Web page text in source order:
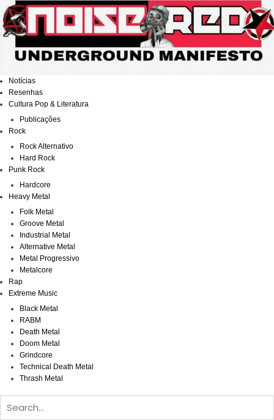
para
o
conteúdo
Notícias
Resenhas
Cultura Pop & Literatura
Publicações
Rock
Rock Alternativo
Hard Rock
Punk Rock
Hardcore
Heavy Metal
Folk Metal
Groove Metal
Industrial Metal
Alternative Metal
Metal Progressivo
Metalcore
Rap
Extreme Music
Black Metal
RABM
Death Metal
Doom Metal
Grindcore
Technical Death Metal
Thrash Metal